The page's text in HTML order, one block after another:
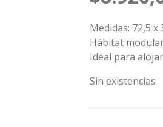
Medidas: 72,5 x
Hábitat
Ideal para
Sin existencias